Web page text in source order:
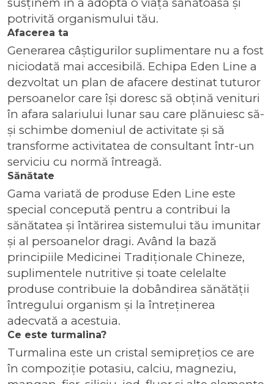
potrivită organismului tău.
Afacerea ta
Generarea câștigurilor suplimentare nu a fost
niciodată mai accesibilă. Echipa Eden Line a
dezvoltat un plan de afacere destinat tuturor
persoanelor care își doresc să obțină venituri
în afara salariului lunar sau care plănuiesc să-
și schimbe domeniul de activitate și să
transforme activitatea de consultant într-un
serviciu cu normă întreagă.
Sănătate
Gama variată de produse Eden Line este
special concepută pentru a contribui la
sănătatea și întărirea sistemului tău imunitar
și al persoanelor dragi. Având la bază
principiile Medicinei Tradiționale Chineze,
suplimentele nutritive și toate celelalte
produse contribuie la dobândirea sănătății
întregului organism și la întreținerea
adecvată a acestuia.
Ce este turmalina?
Turmalina este un cristal semiprețios ce are
în compoziție potasiu, calciu, magneziu,